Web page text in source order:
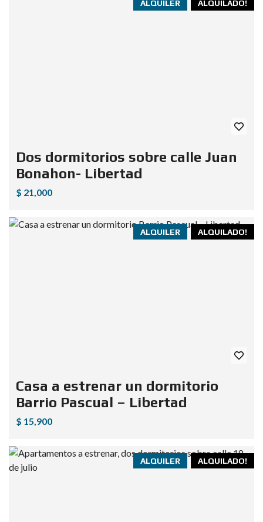
ALQUILADO!
ALQUILER
Dos dormitorios sobre calle Juan
Bonahon- Libertad
$ 21,000
ALQUILADO!
ALQUILER
Casa a estrenar un dormitorio
Barrio Pascual – Libertad
$ 15,900
ALQUILADO!
ALQUILER